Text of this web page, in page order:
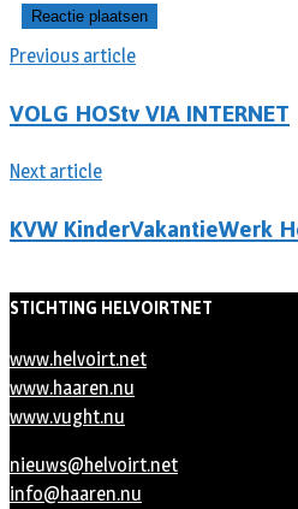
Previous article
VOLG HOStv VIA INTERNET
Next article
KVW KinderVakantieWerk
STICHTING HELVOIRTNET
www.helvoirt.net
www.haaren.nu
www.vught.nu
nieuws@helvoirt.net
info@haaren.nu